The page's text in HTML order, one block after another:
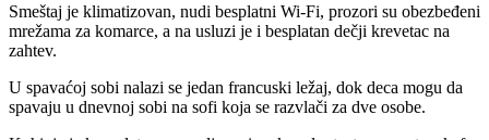
Smeštaj je klimatizovan, nudi besplatni Wi-Fi, prozori su obezbeđeni
mrežama za komarce, a na usluzi je i besplatan dečji krevetac na
zahtev.
U spavaćoj sobi nalazi se jedan francuski ležaj, dok deca mogu da
spavaju u dnevnoj sobi na sofi koja se razvlači za dve osobe.